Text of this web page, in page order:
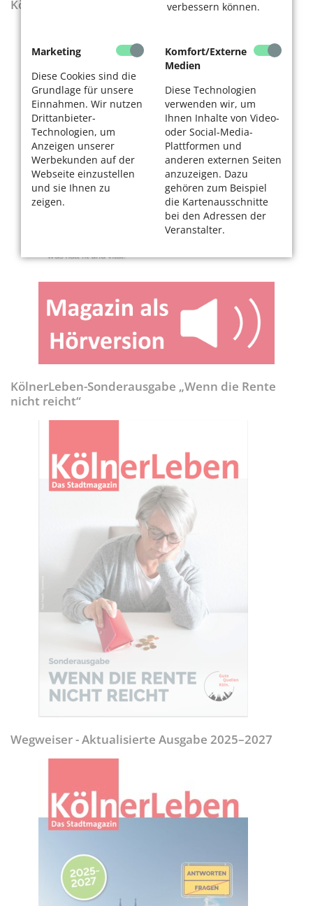
verbessern können.
Marketing
Diese Cookies sind die
Grundlage für unsere
Einnahmen. Wir nutzen
Drittanbieter-
Technologien, um
Anzeigen unserer
Werbekunden auf der
Webseite einzustellen
und sie Ihnen zu
zeigen.
Komfort/Externe
Medien
Diese Technologien
verwenden wir, um
Ihnen Inhalte von Video-
oder Social-Media-
Plattformen und
anderen externen Seiten
anzuzeigen. Dazu
gehören zum Beispiel
die Kartenausschnitte
bei den Adressen der
Veranstalter.
KölnerLeben Sommer 2026
KölnerLeben-Sonderausgabe „Wenn die Rente
nicht reicht“
Wegweiser - Aktualisierte Ausgabe 2025–2027